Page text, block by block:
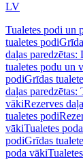
LV
Tualetes podi un
tualetes podi
daļas paredzētas:
tualetes podu un
podiGrīdas
daļas paredzētas:
vākiRezerves
tualetes podi
vākiTualetes
podiGrīdas
poda vāki